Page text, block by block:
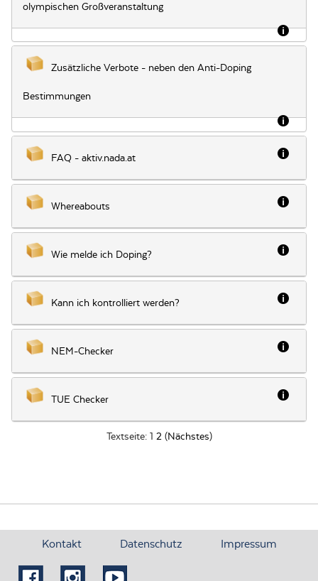
olympischen Großveranstaltung
Zusätzliche Verbote - neben den Anti-Doping
Bestimmungen
FAQ - aktiv.nada.at
Whereabouts
Wie melde ich Doping?
Kann ich kontrolliert werden?
NEM-Checker
TUE Checker
Textseite: 1 2 (Nächstes)
Kontakt Datenschutz Impressum